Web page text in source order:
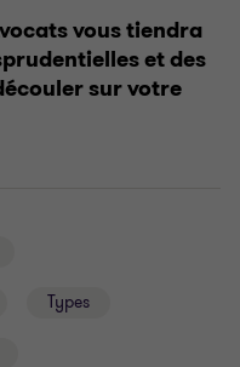
vous tiendra
et des
sur votre
Types